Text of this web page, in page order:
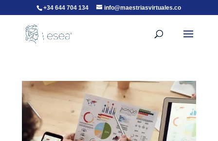
+34 644 704 134 info@maestriasvirtuales.co